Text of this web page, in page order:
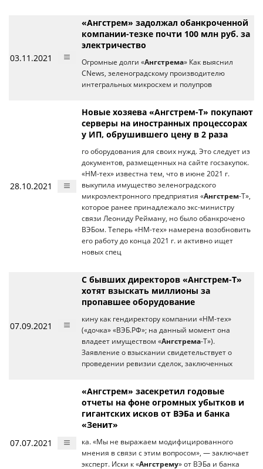
03.11.2021
«Ангстрем» задолжал обанкроченной
компании-тезке почти 100 млн руб. за
электричество
Огромные долги «Ангстрема» Как выяснил
CNews, зеленоградскому производителю
интегральных микросхем и полупров
28.10.2021
Новые хозяева «Ангстрем-Т» покупают
серверы на иностранных процессорах
у ИП, обрушившего цену в 2 раза
го оборудования для своих нужд. Это следует из
документов, размещенных на сайте госзакупок.
«НМ-тех» известна тем, что в июне 2021 г.
выкупила имущество зеленоградского
микроэлектронного предприятия «Ангстрем-Т»,
которое ранее принадлежало экс-министру
связи Леониду Рейману, но было обанкрочено
ВЭБом. Теперь «НМ-тех» намерена возобновить
его работу до конца 2021 г. и активно ищет
новых спец
07.09.2021
С бывших директоров «Ангстрем-Т»
хотят взыскать миллионы за
пропавшее оборудование
кину как гендиректору компании «НМ-тех»
(«дочка» «ВЭБ.РФ»; на данный момент она
владеет имуществом «Ангстрема-Т»).
Заявление о взыскании свидетельствует о
проведении ревизии сделок, заключенных
07.07.2021
«Ангстрем» засекретил годовые
отчеты на фоне огромных убытков и
гигантских исков от ВЭБа и банка
«Зенит»
ка. «Мы не выражаем модифицированного
мнения в связи с этим вопросом», — заключает
эксперт. Иски к «Ангстрему» от ВЭБа и банка